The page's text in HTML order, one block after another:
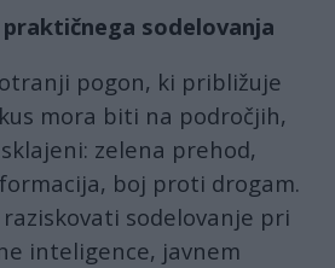
sodelovanja
pogon, ki približuje
mora biti na področjih,
zelena prehod,
boj proti drogam.
sodelovanje pri
inteligence, javnem